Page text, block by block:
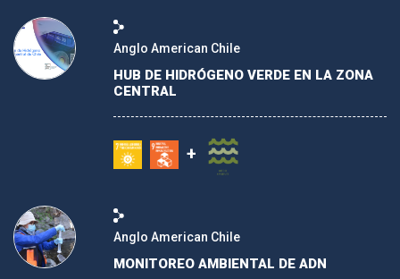
Anglo American Chile
HUB DE HIDRÓGENO VERDE EN LA ZONA
CENTRAL
+
Anglo American Chile
MONITOREO AMBIENTAL DE ADN